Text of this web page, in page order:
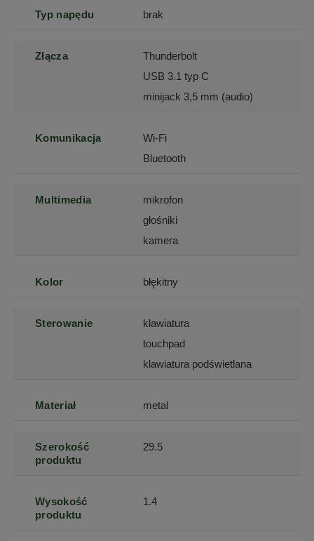
Typ napędu brak
Złącza
Thunderbolt
USB 3.1 typ C
minijack 3,5 mm (audio)
Komunikacja
Wi-Fi
Bluetooth
Multimedia
mikrofon
głośniki
kamera
Kolor błękitny
Sterowanie
klawiatura
touchpad
klawiatura podświetlana
Materiał metal
Szerokość
produktu
29.5
Wysokość
produktu
1.4